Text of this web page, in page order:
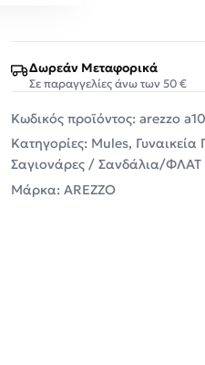
Δωρεάν Μεταφορικά
Σε παραγγελίες άνω των 50 €
Κωδικός προϊόντος: arezzo
Κατηγορίες: Mules,
Σαγιονάρες / Σανδάλια/
Μάρκα: AREZZO